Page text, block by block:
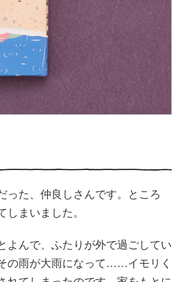
た、仲良しさんです。ところ
まいました。
んで、ふたりが外で過ごしてい
の雨が大雨になって……イモリく